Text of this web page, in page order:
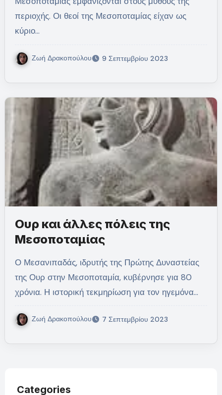
περιοχής. Οι θεοί της Μεσοποταμίας είχαν ως
κύριο…
Ζωή Δρακοπούλου 9 Σεπτεμβρίου 2023
Ουρ και άλλες πόλεις της
Μεσοποταμίας
Ο Μεσανιπαδάς, ιδρυτής της Πρώτης Δυναστείας
της Ουρ στην Μεσοποταμία, κυβέρνησε για 80
χρόνια. Η ιστορική τεκμηρίωση για τον ηγεμόνα…
Ζωή Δρακοπούλου 7 Σεπτεμβρίου 2023
Categories